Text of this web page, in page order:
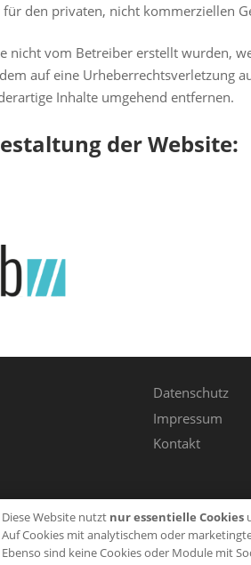
den privaten, nicht kommerziellen
nicht vom Betreiber erstellt wurden,
auf eine
Inhalte umgehend entfernen.
der Website:
Datenschutz
Impressum
Kontakt
Diese Website nutzt nur essentielle Cookies
Auf Cookies mit analytischem oder
Ebenso sind keine Cookies oder Module mit